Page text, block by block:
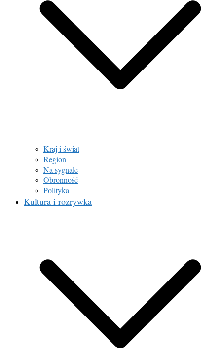
Kraj i świat
Region
Na sygnale
Obronność
Polityka
Kultura i rozrywka